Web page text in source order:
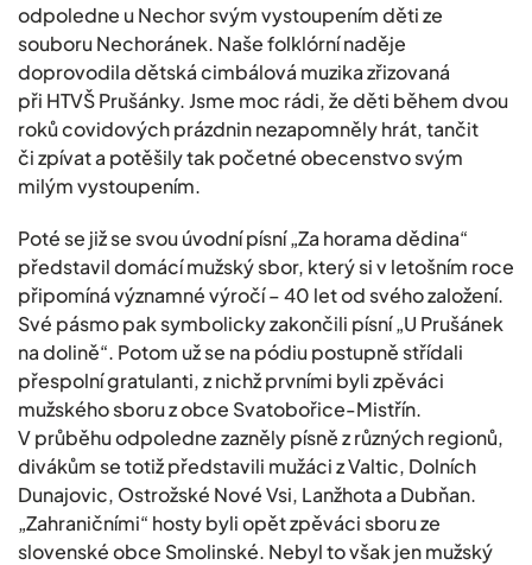
odpoledne u Nechor svým vystoupením děti ze
souboru Nechoránek. Naše folklórní naděje
doprovodila dětská cimbálová muzika zřizovaná
při HTVŠ Prušánky. Jsme moc rádi, že děti během dvou
roků covidových prázdnin nezapomněly hrát, tančit
či zpívat a potěšily tak početné obecenstvo svým
milým vystoupením.
Poté se již se svou úvodní písní „Za horama dědina“
představil domácí mužský sbor, který si v letošním roce
připomíná významné výročí – 40 let od svého založení.
Své pásmo pak symbolicky zakončili písní „U Prušánek
na dolině“. Potom už se na pódiu postupně střídali
přespolní gratulanti, z nichž prvními byli zpěváci
mužského sboru z obce Svatobořice-Mistřín.
V průběhu odpoledne zazněly písně z různých regionů,
divákům se totiž představili mužáci z Valtic, Dolních
Dunajovic, Ostrožské Nové Vsi, Lanžhota a Dubňan.
„Zahraničními“ hosty byli opět zpěváci sboru ze
slovenské obce Smolinské. Nebyl to však jen mužský